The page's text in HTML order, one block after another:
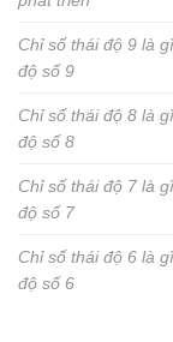
Chỉ số thái độ 9 là
độ số 9
Chỉ số thái độ 8 là
độ số 8
Chỉ số thái độ 7 là
độ số 7
Chỉ số thái độ 6 là
độ số 6